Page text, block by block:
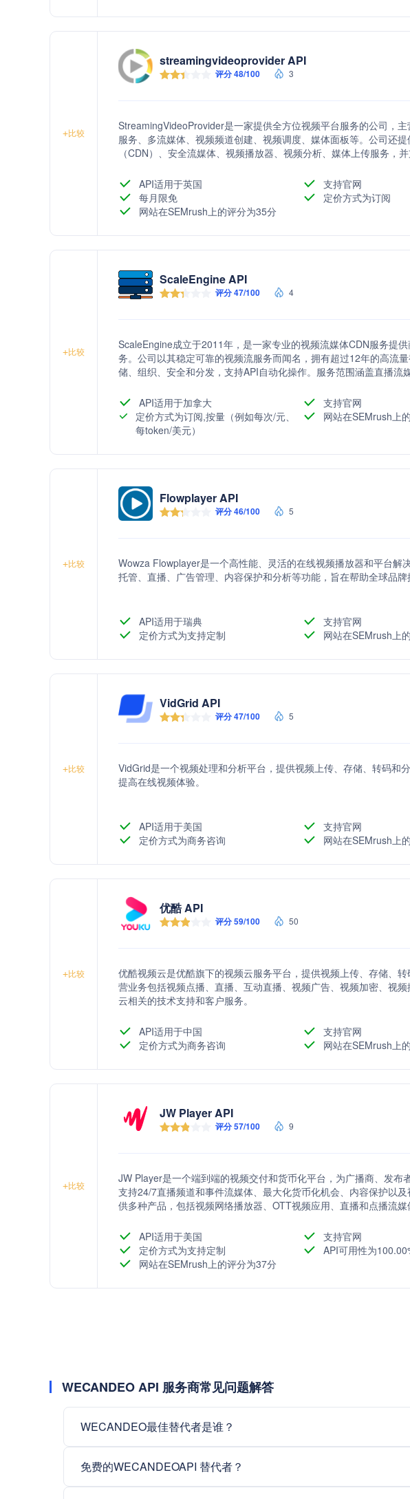
+比较
streamingvideoprovider API
评分 48/100 3
StreamingVideoProvider是一家提供全方位视频平台服务的公司，
服务、多流媒体、视频频道创建、视频调度、媒体面板等。公司还
（CDN）、安全流媒体、视频播放器、视频分析、媒体上传服务，
求。 API适用于英国
支持官网
每月限免
定价方式为订阅
网站在SEMrush上的评分为35分
+比较
ScaleEngine API
评分 47/100 4
ScaleEngine成立于2011年，是一家专业的视频流媒体CDN服务提
务。公司以其稳定可靠的视频流服务而闻名，拥有超过12年的高流
储、组织、安全和分发，支持API自动化操作。服务范围涵盖直播流
API适用于加拿大
支持官网
定价方式为订阅,按量（例如每次/元、
每token/美元）
网站在SEMrush上
+比较
Flowplayer API
评分 46/100 5
Wowza Flowplayer是一个高性能、灵活的在线视频播放器和平台解
托管、直播、广告管理、内容保护和分析等功能，旨在帮助全球品牌
API适用于瑞典
支持官网
定价方式为支持定制
网站在SEMrush上
+比较
VidGrid API
评分 47/100 5
VidGrid是一个视频处理和分析平台，提供视频上传、存储、转码和
提高在线视频体验。
API适用于美国
支持官网
定价方式为商务咨询
网站在SEMrush上
+比较
优酷 API
评分 59/100 50
优酷视频云是优酷旗下的视频云服务平台，提供视频上传、存储、
营业务包括视频点播、直播、互动直播、视频广告、视频加密、视
云相关的技术支持和客户服务。
API适用于中国
支持官网
定价方式为商务咨询
网站在SEMrush上
+比较
JW Player API
评分 57/100 9
JW Player是一个端到端的视频交付和货币化平台，为广播商、发布
支持24/7直播频道和事件流媒体、最大化货币化机会、内容保护以
供多种产品，包括视频网络播放器、OTT视频应用、直播和点播流
API适用于美国
支持官网
定价方式为支持定制
API可用性为
网站在SEMrush上的评分为37分
WECANDEO API 服务商常见问题解答
WECANDEO最佳替代者是谁？
免费的WECANDEOAPI 替代者？